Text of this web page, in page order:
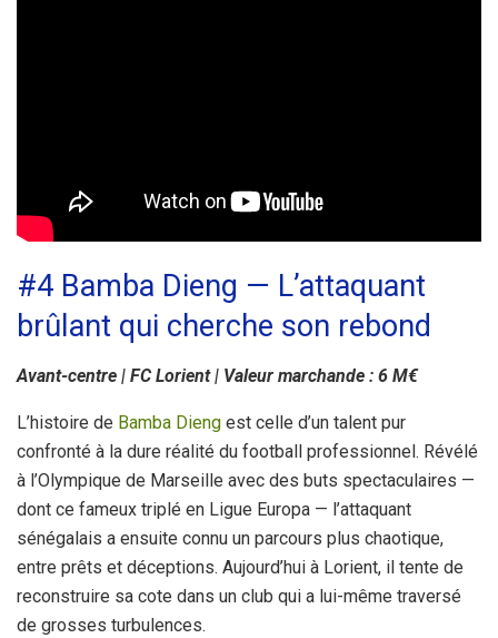
#4 Bamba Dieng — L’attaquant
brûlant qui cherche son rebond
Avant-centre | FC Lorient | Valeur marchande : 6 M€
L’histoire de Bamba Dieng est celle d’un talent pur
confronté à la dure réalité du football professionnel. Révélé
à l’Olympique de Marseille avec des buts spectaculaires —
dont ce fameux triplé en Ligue Europa — l’attaquant
sénégalais a ensuite connu un parcours plus chaotique,
entre prêts et déceptions. Aujourd’hui à Lorient, il tente de
reconstruire sa cote dans un club qui a lui-même traversé
de grosses turbulences.